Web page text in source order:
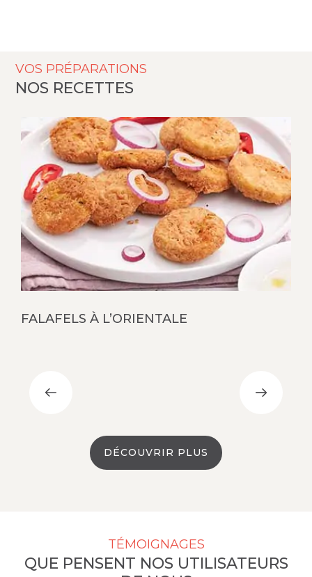
VOS PRÉPARATIONS
NOS RECETTES
FALAFELS À L’ORIENTALE
DÉCOUVRIR PLUS
TÉMOIGNAGES
QUE PENSENT NOS UTILISATEURS